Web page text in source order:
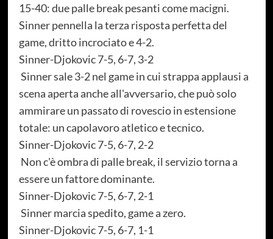
15-40: due palle break pesanti come macigni.
Sinner pennella la terza risposta perfetta del
game, dritto incrociato e 4-2.
Sinner-Djokovic 7-5, 6-7, 3-2
Sinner sale 3-2 nel game in cui strappa applausi a
scena aperta anche all'avversario, che può solo
ammirare un passato di rovescio in estensione
totale: un capolavoro atletico e tecnico.
Sinner-Djokovic 7-5, 6-7, 2-2
Non c'è ombra di palle break, il servizio torna a
essere un fattore dominante.
Sinner-Djokovic 7-5, 6-7, 2-1
Sinner marcia spedito, game a zero.
Sinner-Djokovic 7-5, 6-7, 1-1